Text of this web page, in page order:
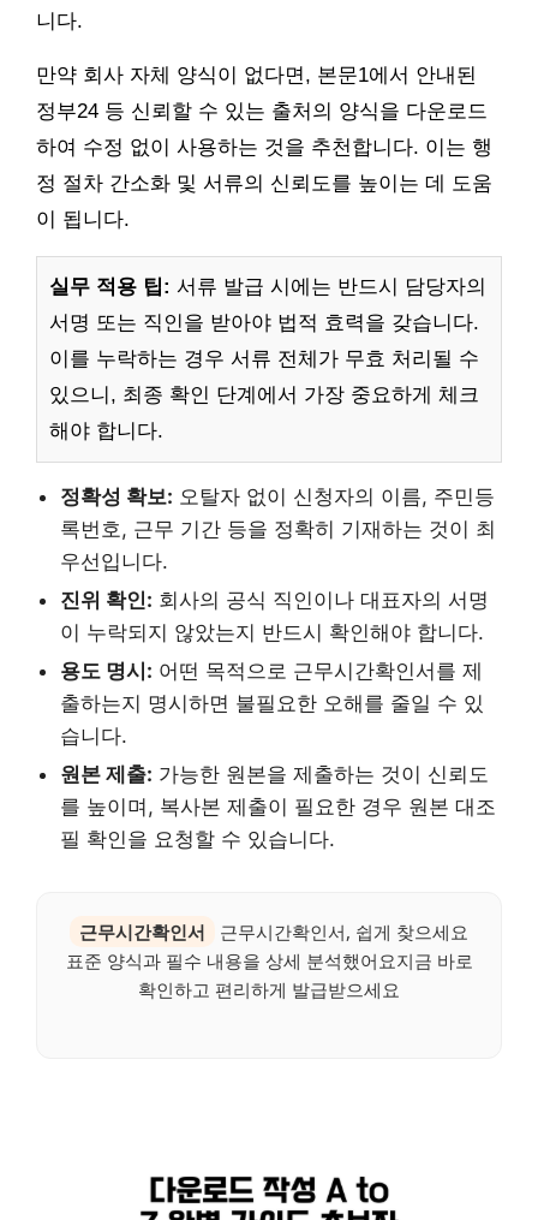
니다.
만약 회사 자체 양식이 없다면, 본문1에서 안내된
정부24 등 신뢰할 수 있는 출처의 양식을 다운로드
하여 수정 없이 사용하는 것을 추천합니다. 이는 행
정 절차 간소화 및 서류의 신뢰도를 높이는 데 도움
이 됩니다.
실무 적용 팁: 서류 발급 시에는 반드시 담당자의
서명 또는 직인을 받아야 법적 효력을 갖습니다.
이를 누락하는 경우 서류 전체가 무효 처리될 수
있으니, 최종 확인 단계에서 가장 중요하게 체크
해야 합니다.
정확성 확보: 오탈자 없이 신청자의 이름, 주민등
록번호, 근무 기간 등을 정확히 기재하는 것이 최
우선입니다.
진위 확인: 회사의 공식 직인이나 대표자의 서명
이 누락되지 않았는지 반드시 확인해야 합니다.
용도 명시: 어떤 목적으로 근무시간확인서를 제
출하는지 명시하면 불필요한 오해를 줄일 수 있
습니다.
원본 제출: 가능한 원본을 제출하는 것이 신뢰도
를 높이며, 복사본 제출이 필요한 경우 원본 대조
필 확인을 요청할 수 있습니다.
근무시간확인서
근무시간확인서, 쉽게 찾으세요
표준 양식과 필수 내용을 상세 분석했어요지금 바로
확인하고 편리하게 발급받으세요